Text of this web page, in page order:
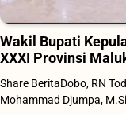
Wakil Bupati
XXXI Provinsi
Share BeritaDobo, RN
Mohammad Djumpa,